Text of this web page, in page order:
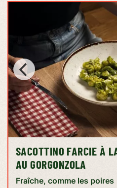
SACOTTINO FARCIE À
AU GORGONZOLA
Fraîche, comme les poires